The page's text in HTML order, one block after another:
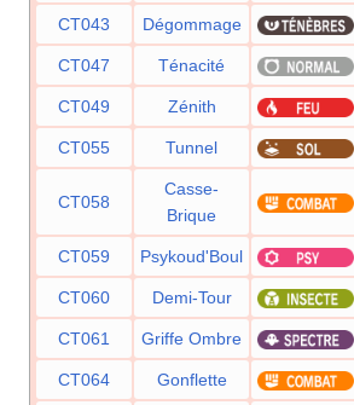
CT043 Dégommage
CT047 Ténacité
CT049 Zénith
CT055 Tunnel
CT058
Casse-
Brique
CT059 Psykoud'Boul
CT060 Demi-Tour
CT061 Griffe Ombre
CT064 Gonflette